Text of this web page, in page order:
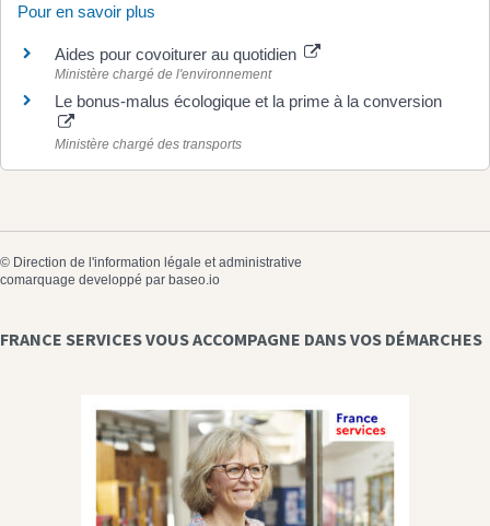
Pour en savoir plus
Aides pour covoiturer au quotidien
Ministère chargé de l'environnement
Le bonus-malus écologique et la prime à la conversion
Ministère chargé des transports
© Direction de l'information légale et administrative
comarquage developpé par baseo.io
FRANCE SERVICES VOUS ACCOMPAGNE DANS VOS DÉMARCHES